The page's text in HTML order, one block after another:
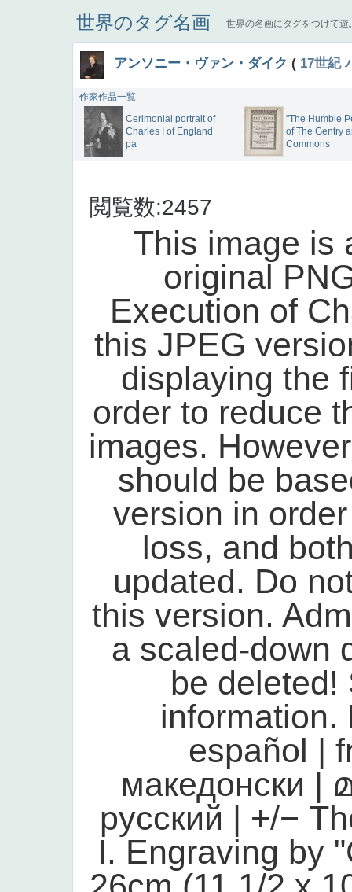
世界のタグ名画 世界の名画にタグをつけて遊
アンソニー・ヴァン・ダイク ( 17世紀
作家作品一覧
Cerimonial portrait of
Charles I of England
pa
"The Humble
of The Gentry
Commons
閲覧数:2457
This image is
original
Execution of
this JPEG
displaying the
order to reduce
images.
should be
version in
loss, and
updated. Do
this version.
a scaled-down
be deleted!
information.
español |
македонски |
русский | +/−
I. Engraving by